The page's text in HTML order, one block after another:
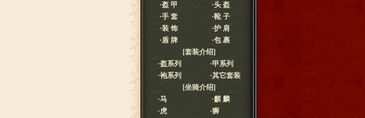
·盔 甲 ·头 盔
·手 套 ·靴 子
·装 饰 ·护 肩
·盾 牌 ·包 裹
[套装介绍]
·盔系列 ·甲系列
·袍系列 ·其它套装
[坐骑介绍]
·马 ·麒 麟
·虎 ·狮